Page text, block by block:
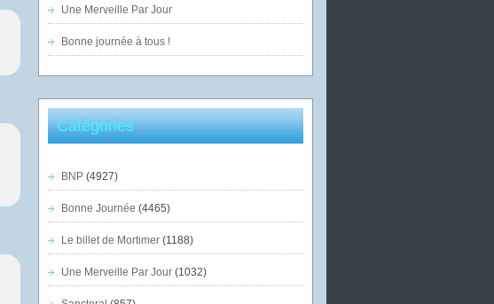
Une Merveille Par Jour
Bonne journée à tous !
Catégories
BNP(4927)
Bonne Journée (4465)
Le billet de Mortimer(1188)
Une Merveille Par Jour(1032)